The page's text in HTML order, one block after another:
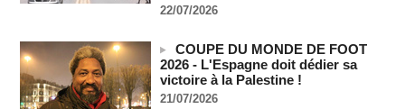
La Türkiye, l’Arabie saoudite et le Pakistan signent un accord
07/08/2026 -
La Bourse de Paris termine en hausse et poursuit sa course
aux records
07/08/2026 -
22/07/2026
COUPE DU MONDE DE FOOT
2026 - L'Espagne doit dédier sa
victoire à la Palestine !
21/07/2026